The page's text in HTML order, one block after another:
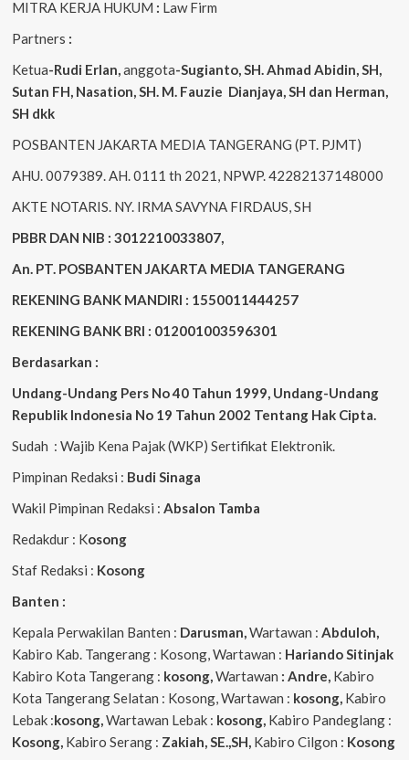
MITRA KERJA HUKUM : Law Firm
Partners :
Ketua-Rudi Erlan anggota-Sugianto, SH. Ahmad Abidin , SH,
Sutan FH, Nasation , SH. M. Fauzie Dianjaya , SH dan Herman,
SH dkk
POSBANTEN JAKARTA MEDIA TANGERANG (PT. PJMT)
AHU. 0079389. AH. 0111 th 2021, NPWP. 42282137148000
AKTE NOTARIS. NY. IRMA SAVYNA FIRDAUS, SH
PBBR DAN NIB : 3012210033807,
An. PT. POSBANTEN JAKARTA MEDIA TANGERANG
REKENING BANK MANDIRI : 1550011444257
REKENING BANK BRI : 012001003596301
Berdasarkan :
Undang-Undang Pers No 40 Tahun 1999, Undang-Undang
Republik Indonesia No 19 Tahun 2002 Tentang Hak Cipta
Sudah : Wajib Kena Pajak (WKP) Sertifikat Elektronik.
Pimpinan Redaksi : Budi Sinaga
Wakil Pimpinan Redaksi : Absalon Tamba
Redakdur : Kosong
Staf Redaksi : Kosong
Banten :
Kepala Perwakilan Banten : Darusman, Wartawan : Abduloh,
Kabiro Kab. Tangerang : Kosong, Wartawan : Hariando Sitinjak
Kabiro Kota Tangerang : kosong, Wartawan : Andre, Kabiro
Kota Tangerang Selatan : Kosong, Wartawan : kosong, Kabiro
Lebak :kosong, Wartawan Lebak : kosong, Kabiro Pandeglang :
Kosong, Kabiro Serang : Zakiah, SE.,SH, Kabiro Cilgon : Kosong